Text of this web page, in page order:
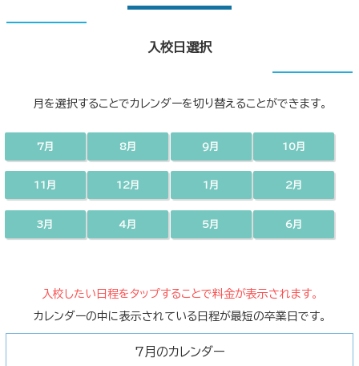
入校日選択
月を選択することでカレンダーを切り替えることができます。
7月 8月 9月 10月
11月 12月 1月 2月
3月 4月 5月 6月
入校したい日程をタップすることで料金が表示されます。
カレンダーの中に表示されている日程が最短の卒業日です。
7月のカレンダー